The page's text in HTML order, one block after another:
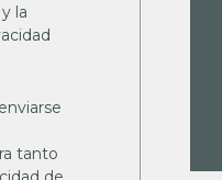
la
tanto